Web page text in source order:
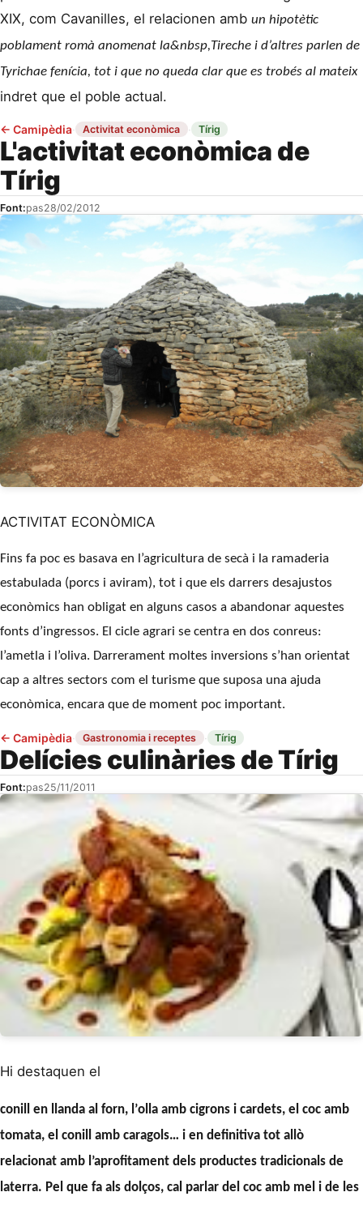
XIX, com Cavanilles, el relacionen amb un hipotètic
poblament romà anomenat la&nbsp,Tireche i d’altres parlen de
Tyrichae fenícia, tot i que no queda clar que es trobés al mateix
indret que el poble actual.
← Camipèdia· Activitat econòmica · Tírig
L'activitat econòmica de
Tírig
Font:pas28/02/2012
ACTIVITAT ECONÒMICA
Fins fa poc es basava en l’agricultura de secà i la ramaderia
estabulada (porcs i aviram), tot i que els darrers desajustos
econòmics han obligat en alguns casos a abandonar aquestes
fonts d’ingressos. El cicle agrari se centra en dos conreus:
l’ametla i l’oliva. Darrerament moltes inversions s’han orientat
cap a altres sectors com el turisme que suposa una ajuda
econòmica, encara que de moment poc important.
← Camipèdia· Gastronomia i receptes · Tírig
Delícies culinàries de Tírig
Font:pas25/11/2011
Hi destaquen el
conill en llanda al forn, l’olla amb cigrons i cardets, el coc amb
tomata, el conill amb caragols… i en definitiva tot allò
relacionat amb l’aprofitament dels productes tradicionals de
laterra. Pel que fa als dolços, cal parlar del coc amb mel i de les